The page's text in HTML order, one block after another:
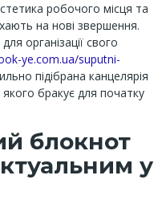
робочого місця та
на нові звершення.
організації свого
ye.com.ua/suputni-
підібрана канцелярія
бракує для початку
блокнот
у